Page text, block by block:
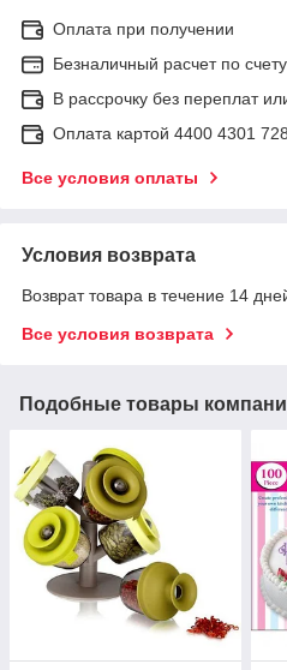
Оплата при получении
Безналичный расчет по
В рассрочку без переплат
Оплата картой 4400 4301
Все условия оплаты
Условия возврата
Возврат товара в течение 14
Все условия возврата
Подобные товары